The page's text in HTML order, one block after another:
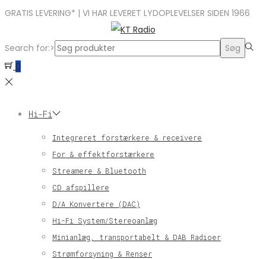
GRATIS LEVERING* | VI HAR LEVERET LYDOPLEVELSER SIDEN 1966
Search for:>
Søg
0
Hi-Fi
Integreret forstærkere & receivere
For & effektforstærkere
Streamere & Bluetooth
CD afspillere
D/A Konvertere (DAC)
Hi-Fi System/Stereoanlæg
Minianlæg, transportabelt & DAB Radioer
Strømforsyning & Renser